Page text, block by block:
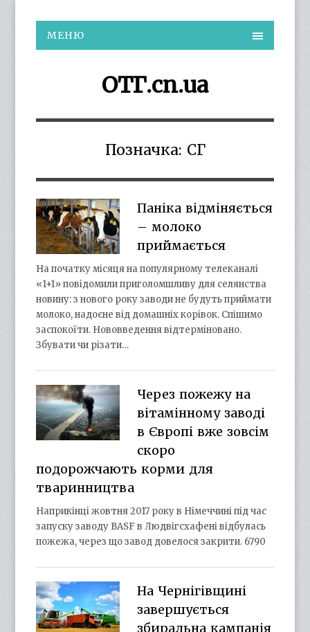
МЕНЮ
ОТГ.cn.ua
Позначка: СГ
Паніка відміняється
– молоко
приймається
На початку місяця на популярному телеканалі
«1+1» повідомили приголомшливу для селянства
новину: з нового року заводи не будуть приймати
молоко, надоєне від домашніх корівок. Спішимо
заспокоїти. Нововведення відтерміновано.
Збувати чи різати…
Через пожежу на
вітамінному заводі
в Європі вже зовсім
скоро
подорожчають корми для
тваринництва
Наприкінці жовтня 2017 року в Німеччині під час
запуску заводу BASF в Людвігсхафені відбулась
пожежа, через що завод довелося закрити. 6790
На Чернігівщині
завершується
збиральна кампанія